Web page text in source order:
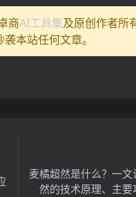
商AI工具集及原创作者所
本站任何文章。
麦橘超然是什么？一
然的技术原理、主